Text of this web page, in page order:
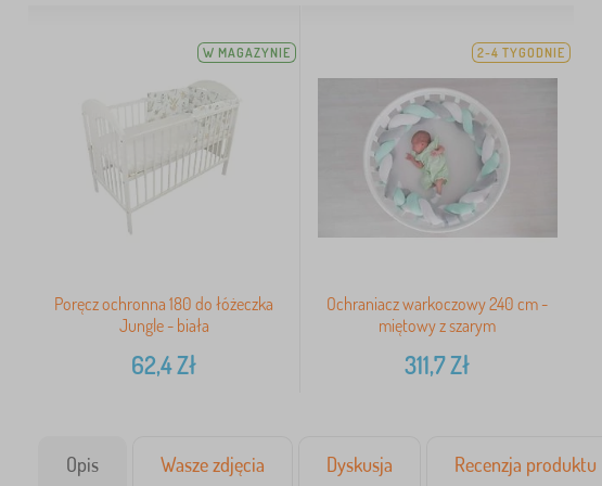
W MAGAZYNIE
Poręcz ochronna 180 do łóżeczka
Jungle - biała
62,4Zł
2-4 TYGODNIE
Ochraniacz warkoczowy 240 cm -
miętowy z szarym
311,7Zł
Opis Wasze zdjęcia Dyskusja Recenzja produktu